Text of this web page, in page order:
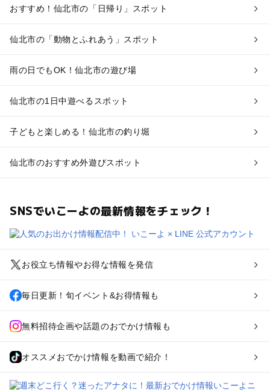
おすすめ！仙北市の「日帰り」スポット
仙北市の「動物とふれあう」スポット
雨の日でもOK！仙北市の遊び場
仙北市の1日中遊べるスポット
子どもと楽しめる！仙北市の釣り堀
仙北市のおすすめ外遊びスポット
SNSでいこーよの最新情報をチェック！
お役立ち情報やお得な情報を発信
毎日更新！旬イベント&お得情報も
無料招待企画や話題のおでかけ情報も
オススメおでかけ情報を動画で紹介！